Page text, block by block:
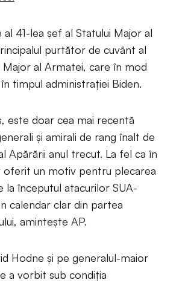
41-lea șef al Statului Major al
purtător de cuvânt al
al Armatei, care în mod
timpul administrației Biden.
este doar cea mai recentă
și amirali de rang înalt de
Apărării anul trecut. La fel ca în
oferit un motiv pentru plecarea
la începutul atacurilor SUA-
calendar clar din partea
amintește AP.
Hodne și pe generalul-maior
a vorbit sub condiția